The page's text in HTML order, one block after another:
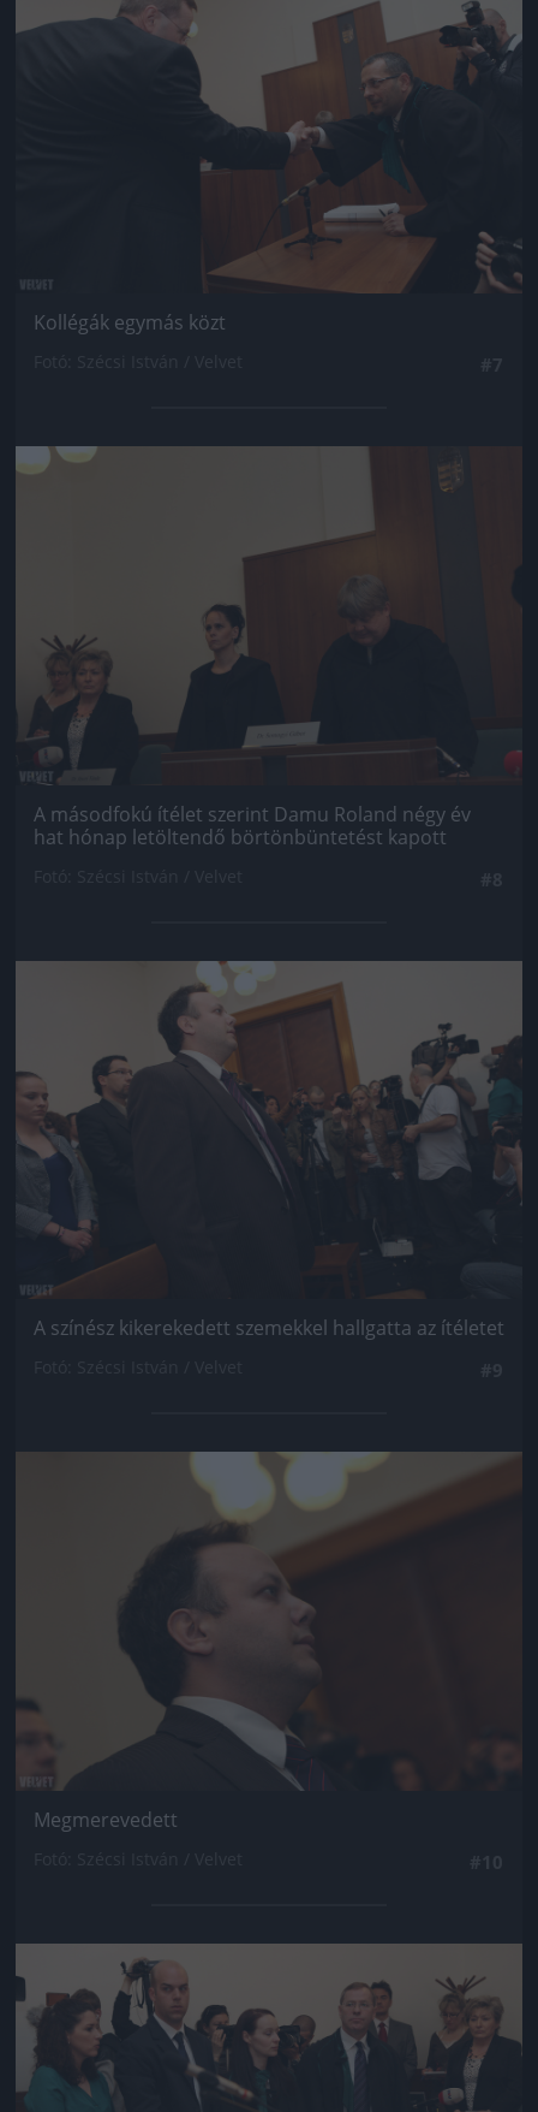
Kollégák egymás közt
A másodfokú ítélet szerint Damu Roland négy év
hat hónap letöltendő börtönbüntetést kapott
Jön még kép!
A színész kikerekedett szemekkel hallgatta az ítéletet
Jön még kép!
Megmerevedett
Jön még kép!